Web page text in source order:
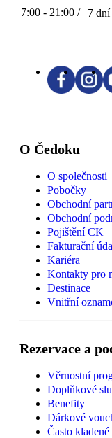
7:00 - 21:00 / 7
O Čedoku
O společnosti
Pobočky
Obchodní
Obchodní
Pojištění CK
Fakturační
Kariéra
Kontakty pro
Destinace
Vnitřní
Rezervace a
Věrnostní
Doplňkové
Benefity
Dárkové
Často